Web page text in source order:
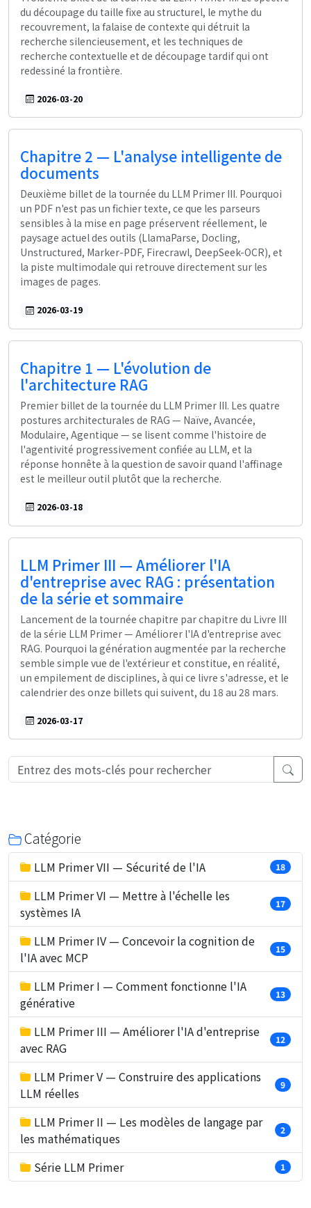
du découpage du taille fixe au structurel, le mythe du
recouvrement, la falaise de contexte qui détruit la
recherche silencieusement, et les techniques de
recherche contextuelle et de découpage tardif qui ont
redessiné la frontière.
2026-03-20
Chapitre 2 — L'analyse intelligente de
documents
Deuxième billet de la tournée du LLM Primer III. Pourquoi
un PDF n'est pas un fichier texte, ce que les parseurs
sensibles à la mise en page préservent réellement, le
paysage actuel des outils (LlamaParse, Docling,
Unstructured, Marker-PDF, Firecrawl, DeepSeek-OCR), et
la piste multimodale qui retrouve directement sur les
images de pages.
2026-03-19
Chapitre 1 — L'évolution de
l'architecture RAG
Premier billet de la tournée du LLM Primer III. Les quatre
postures architecturales de RAG — Naïve, Avancée,
Modulaire, Agentique — se lisent comme l'histoire de
l'agentivité progressivement confiée au LLM, et la
réponse honnête à la question de savoir quand l'affinage
est le meilleur outil plutôt que la recherche.
2026-03-18
LLM Primer III — Améliorer l'IA
d'entreprise avec RAG : présentation
de la série et sommaire
Lancement de la tournée chapitre par chapitre du Livre III
de la série LLM Primer — Améliorer l'IA d'entreprise avec
RAG. Pourquoi la génération augmentée par la recherche
semble simple vue de l'extérieur et constitue, en réalité,
un empilement de disciplines, à qui ce livre s'adresse, et le
calendrier des onze billets qui suivent, du 18 au 28 mars.
2026-03-17
Catégorie
LLM Primer VII — Sécurité de l'IA 18
LLM Primer VI — Mettre à l'échelle les
systèmes IA
17
LLM Primer IV — Concevoir la cognition de
l'IA avec MCP
15
LLM Primer I — Comment fonctionne l'IA
générative
13
LLM Primer III — Améliorer l'IA d'entreprise
avec RAG
12
LLM Primer V — Construire des applications
LLM réelles
9
LLM Primer II — Les modèles de langage par
les mathématiques
2
Série LLM Primer 1